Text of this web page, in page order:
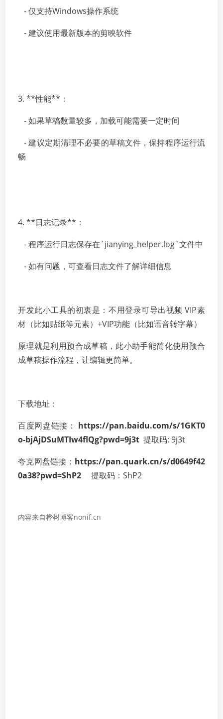
- 仅支持Windows操作系统
- 建议使用最新版本的剪映软件
3. **性能**：
- 如果草稿数量较多，加载可能需要一定时间
- 建议定期清理不必要的草稿文件，保持程序运行流
畅
4. **日志记录**：
- 程序运行日志保存在`jianying_helper.log`文件中
- 如有问题，可查看日志文件了解详细信息
开发此小工具的初衷是：不用登录可导出视频 VIP素
材（比如贴纸等元素）+VIP功能（比如语音转字幕）
原理就是利用预合成草稿，此小助手能简化使用预合
成草稿操作流程，让编辑更简单。
下载地址：
百度网盘链接： https://pan.baidu.com/s/1GKT0
o-bjAjDSuMTIw4flQg?pwd=9j3t 提取码: 9j3t
夸克网盘链接： https://pan.quark.cn/s/d0649f42
0a38?pwd=ShP2 提取码：ShP2
内容来自桦树博客nonif.cn